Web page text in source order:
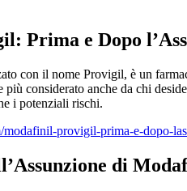
Prima e Dopo
con il nome Provigil, è un
più considerato anche da chi
i potenziali rischi.
modafinil-provigil-prima-e-dopo-
di